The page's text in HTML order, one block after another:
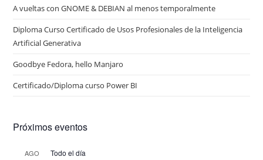
A vueltas con GNOME & DEBIAN al menos temporalmente
Diploma Curso Certificado de Usos Profesionales de la Inteligencia
Artificial Generativa
Goodbye Fedora, hello Manjaro
Certificado/Diploma curso Power BI
Próximos eventos
AGO Todo el día